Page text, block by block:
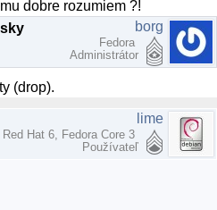
dobre rozumiem ?!
borg
Fedora
Administrátor
(drop).
lime
Red Hat 6, Fedora Core 3
Používateľ